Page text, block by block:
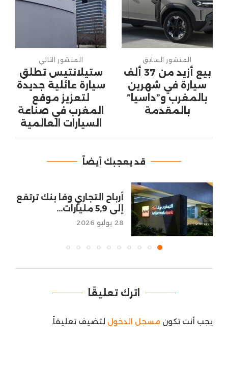
المنشور السابق
بيع أزيد من 37 ألف
سيارة في شهرين
بالمغرب و”داسيا”
بالمقدمة
المنشور التالي
ستيلانتيس تطلق
سيارة عائلية جديدة
لتعزيز موقع
المغرب في صناعة
السيارات العالمية
قد يعجبك أيضاً
أرباح التجاري وفا بنك ترتفع
إلى 5,9 مليارات...
28 يوليو 2026
اترك تعليقًا
يجب أنت تكون مسجل الدخول لتضيف تعليقاً.